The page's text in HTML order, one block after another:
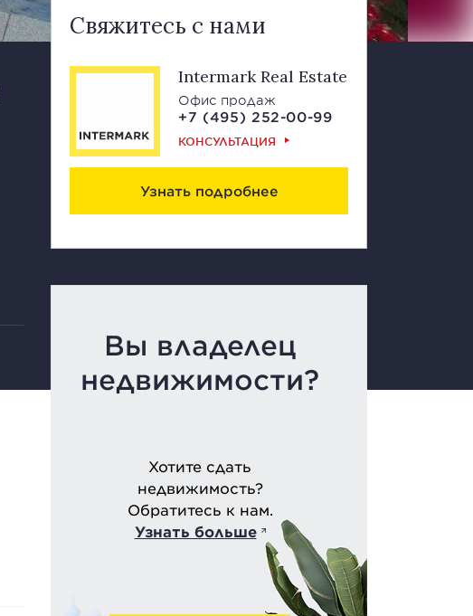
Свяжитесь с нами
Intermark Real Estate
Офис продаж
+7 (495) 252-00-99
КОНСУЛЬТАЦИЯ
Узнать подробнее
Вы владелец
недвижимости?
Хотите сдать
недвижимость?
Обратитесь к нам.
Узнать больше